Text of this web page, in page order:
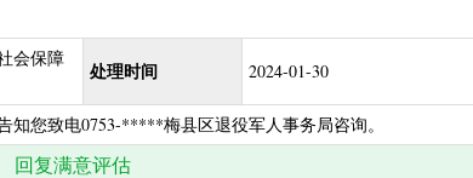
会保障
处理时间 2024-01-30
知您致电0753-*****梅县区退役军人事务局咨询。
回复满意评估